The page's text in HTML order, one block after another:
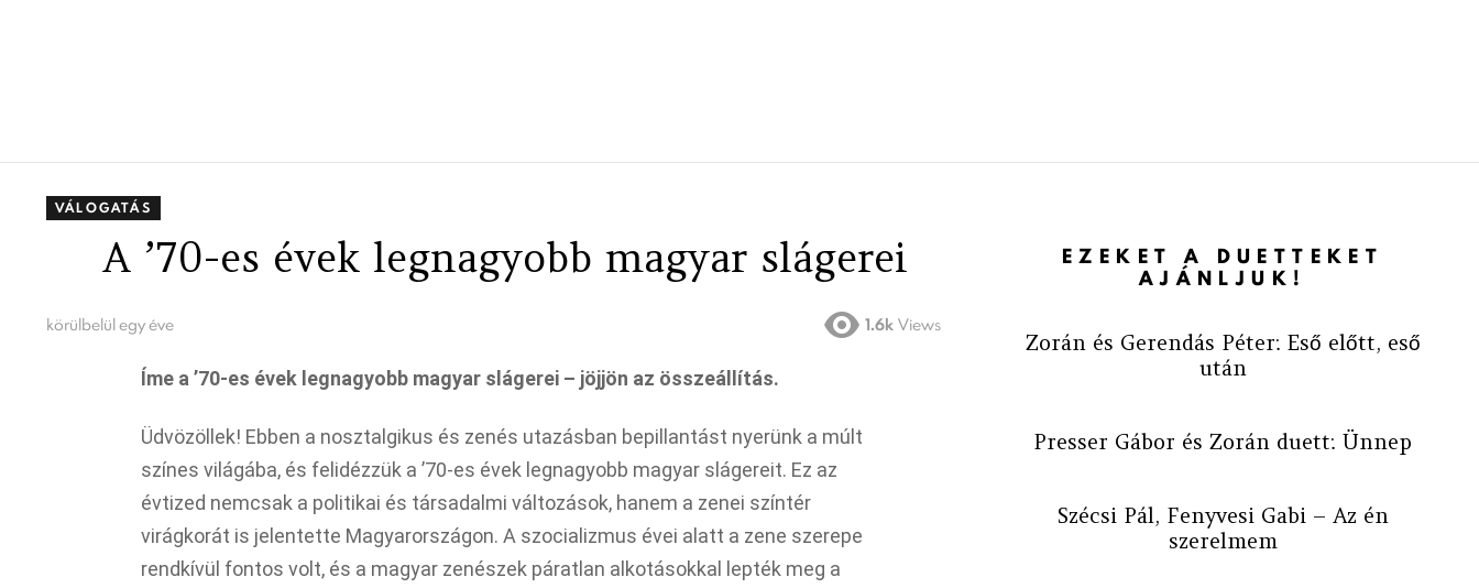
VÁLOGATÁS
A ’70-es évek legnagyobb magyar slágerei
körülbelül egy éve 1.6k Views
Íme a ’70-es évek legnagyobb magyar slágerei – jöjjön az összeállítás.
Üdvözöllek! Ebben a nosztalgikus és zenés utazásban bepillantást nyerünk a múlt
színes világába, és felidézzük a ’70-es évek legnagyobb magyar slágereit. Ez az
évtized nemcsak a politikai és társadalmi változások, hanem a zenei színtér
virágkorát is jelentette Magyarországon. A szocializmus évei alatt a zene szerepe
rendkívül fontos volt, és a magyar zenészek páratlan alkotásokkal lepték meg a
EZEKET A DUETTEKET
AJÁNLJUK!
Zorán és Gerendás Péter: Eső előtt, eső
után
Presser Gábor és Zorán duett: Ünnep
Szécsi Pál, Fenyvesi Gabi – Az én
szerelmem